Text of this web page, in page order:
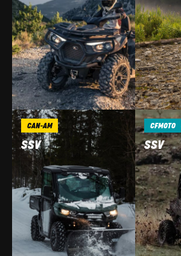
CAN-AM
SSV
CFMOTO
SSV